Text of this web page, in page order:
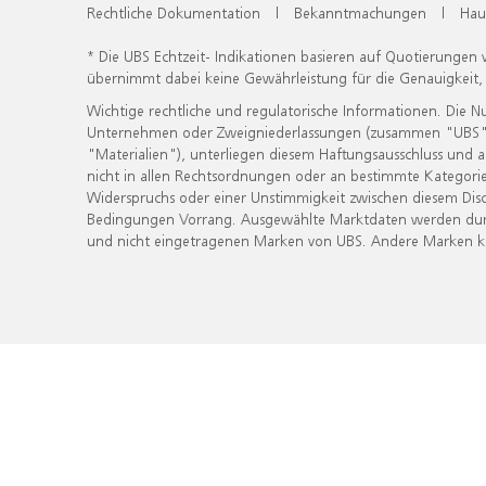
Rechtliche Dokumentation | Bekanntmachungen |
* Die UBS Echtzeit- Indikationen basieren auf
übernimmt dabei keine Gewährleistung für die
Wichtige rechtliche und regulatorische Informationen. Die
Unternehmen oder Zweigniederlassungen (zusammen
"Materialien"), unterliegen diesem Haftungsausschluss
nicht in allen Rechtsordnungen oder an bestimmte
Widerspruchs oder einer Unstimmigkeit zwischen diesem
Bedingungen Vorrang. Ausgewählte Marktdaten werden
und nicht eingetragenen Marken von UBS. Andere Marken